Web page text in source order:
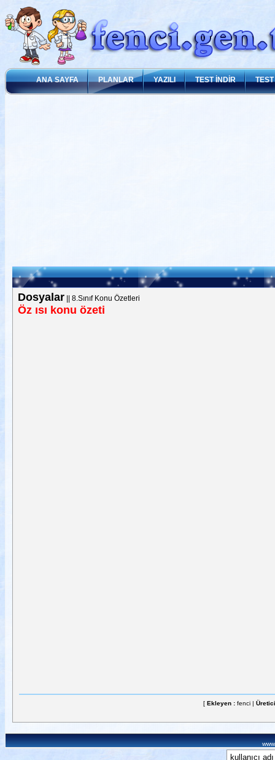
ANA SAYFA PLANLAR YAZILI TEST İNDİR
Dosyalar|| 8.Sınıf Konu Özetleri
Öz ısı konu özeti
[ Ekleyen : fenci |